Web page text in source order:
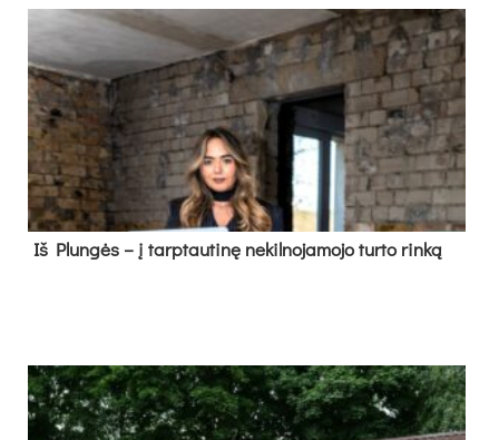
Iš Plungės – į tarptautinę nekilnojamojo turto rinką